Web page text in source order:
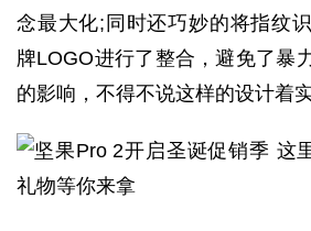
念最大化;同时还巧妙的将指纹
牌LOGO进行了整合，避免了暴
的影响，不得不说这样的设计着实